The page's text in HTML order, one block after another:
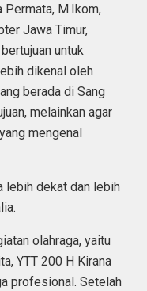
Permata, M.Ikom,
Jawa Timur,
untuk
dikenal oleh
berada di Sang
melainkan agar
mengenal
lebih dekat dan lebih
olahraga, yaitu
YTT 200 H Kirana
profesional. Setelah